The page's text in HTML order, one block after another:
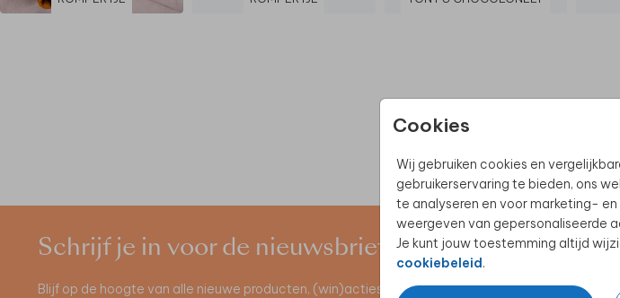
Cookies
Wij gebruiken cookies en
gebruikerservaring te bieden, ons
te analyseren en voor marketing-
weergeven van gepersonaliseerde
Je kunt jouw toestemming altijd
cookiebeleid.
Schrijf je in voor de nieuwsbrief
Blijf op de hoogte van alle nieuwe producten, (win)acties en unieke samenwerkingen!